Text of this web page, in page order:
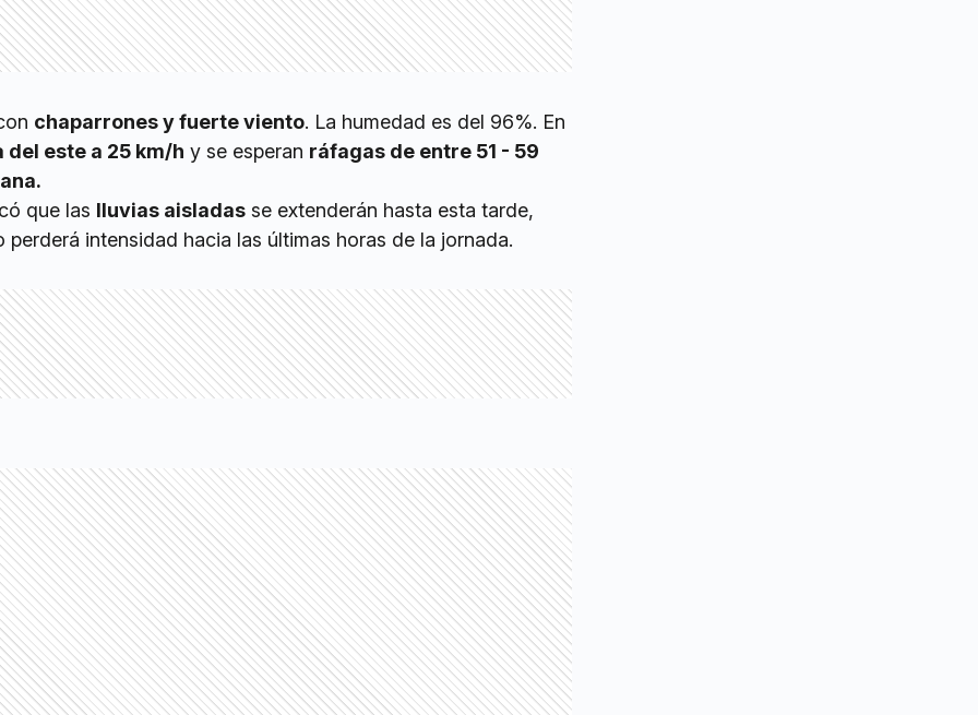
chaparrones y fuerte viento. La humedad es del 96%. En
del este a 25 km/h y se esperan ráfagas de entre 51 - 59
que las lluvias aisladas se extenderán hasta esta tarde,
perderá intensidad hacia las últimas horas de la jornada.